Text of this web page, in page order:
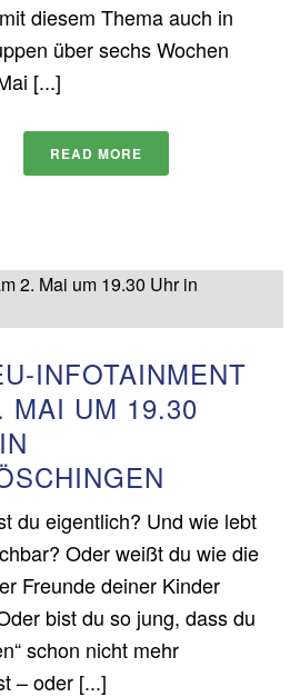
diesem Thema auch in
über sechs Wochen
[...]
READ MORE
INFOTAINMENT
MAI UM 19.30
du eigentlich? Und wie lebt
Oder weißt du wie die
Freunde deiner Kinder
bist du so jung, dass du
schon nicht mehr
– oder [...]